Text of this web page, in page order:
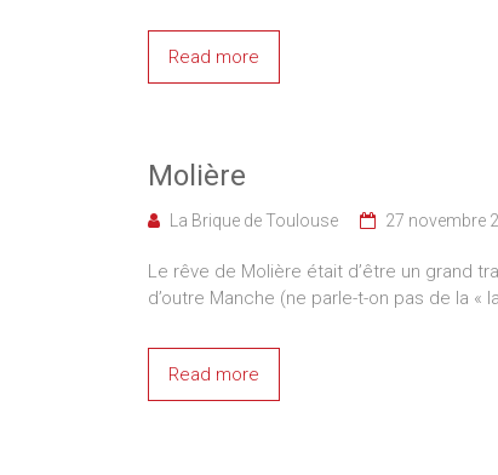
Read more
Molière
La Brique de Toulouse 27 novembre
Le rêve de Molière était d’être un grand
d’outre Manche (ne parle-t-on pas de la
Read more